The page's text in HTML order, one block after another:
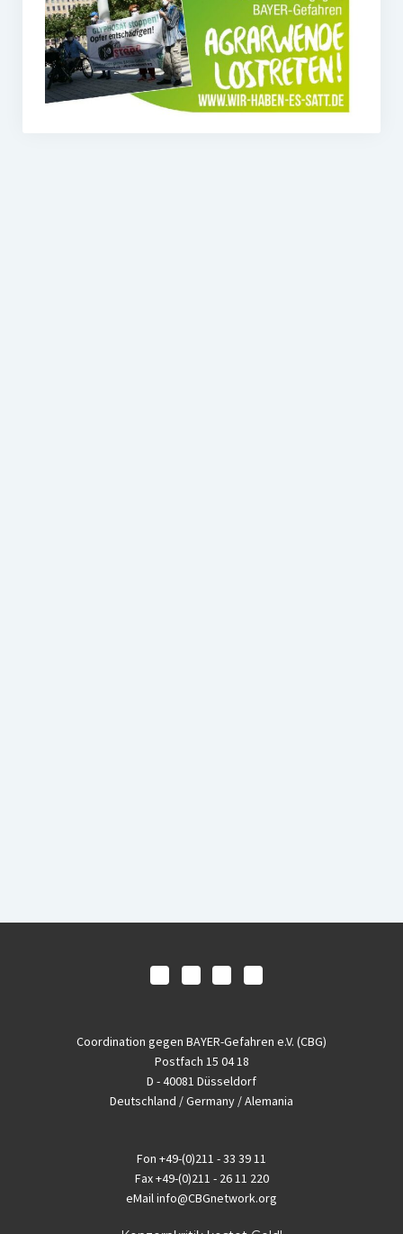
Coordination gegen BAYER-Gefahren e.V. (CBG)
Postfach 15 04 18
D - 40081 Düsseldorf
Deutschland / Germany / Alemania
Fon +49-(0)211 - 33 39 11
Fax+49-(0)211 - 26 11 220
eMailinfo@CBGnetwork.org